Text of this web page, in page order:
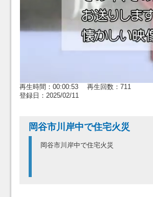
再生時間：00:00:53 再生回数：711
登録日：2025/02/11
岡谷市川岸中で住宅火災
岡谷市川岸中で住宅火災